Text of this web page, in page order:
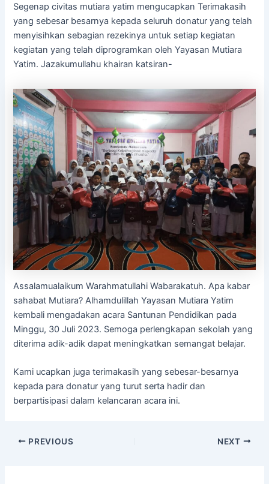
Segenap civitas mutiara yatim mengucapkan Terimakasih
yang sebesar besarnya kepada seluruh donatur yang telah
menyisihkan sebagian rezekinya untuk setiap kegiatan
kegiatan yang telah diprogramkan oleh Yayasan Mutiara
Yatim. Jazakumullahu khairan katsiran-
Assalamualaikum Warahmatullahi Wabarakatuh. Apa kabar
sahabat Mutiara? Alhamdulillah Yayasan Mutiara Yatim
kembali mengadakan acara Santunan Pendidikan pada
Minggu, 30 Juli 2023. Semoga perlengkapan sekolah yang
diterima adik-adik dapat meningkatkan semangat belajar.
Kami ucapkan juga terimakasih yang sebesar-besarnya
kepada para donatur yang turut serta hadir dan
berpartisipasi dalam kelancaran acara ini.
PREVIOUS NEXT